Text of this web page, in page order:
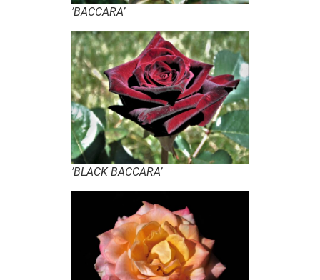
’BACCARA’
’BLACK BACCARA’